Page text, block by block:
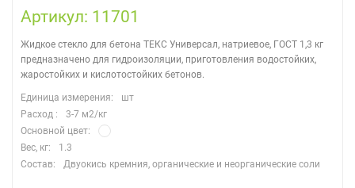
Артикул: 11701
Жидкое стекло для бетона ТЕКС Универсал, натриевое, ГОСТ 1,3 кг
предназначено для гидроизоляции, приготовления водостойких,
жаростойких и кислотостойких бетонов.
Единица измерения:
шт
Расход :
3-7 м2/кг
Основной цвет:
Вес, кг:
1.3
Состав:
Двуокись кремния, органические и неорганические соли